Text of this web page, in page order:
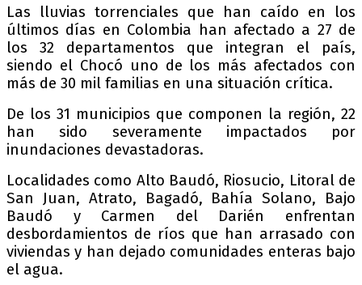
Las lluvias torrenciales que han caído en los
últimos días en Colombia han afectado a 27 de
los 32 departamentos que integran el país,
siendo el Chocó uno de los más afectados con
más de 30 mil familias en una situación crítica.
De los 31 municipios que componen la región, 22
han sido severamente impactados por
inundaciones devastadoras.
Localidades como Alto Baudó, Riosucio, Litoral de
San Juan, Atrato, Bagadó, Bahía Solano, Bajo
Baudó y Carmen del Darién enfrentan
desbordamientos de ríos que han arrasado con
viviendas y han dejado comunidades enteras bajo
el agua.